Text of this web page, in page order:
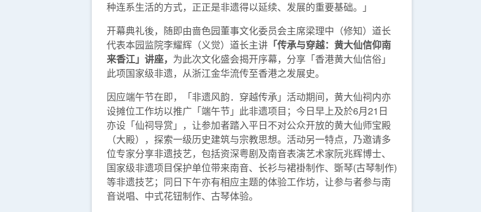
种连系生活的方式，正正是非遗得以延续、发展的重要基础。」
开幕典礼後，随即由啬色园董事文化委员会主席梁理中（修知）道长
代表本园监院李耀辉（义觉）道长主讲 「传承与穿越：黄大仙信仰南
来香江」讲座， 为此次文化盛会揭开序幕，分享「香港黄大仙信俗」
此项国家级非遗，从浙江金华流传至香港之发展史。
因应端午节在即，「非遗风韵．穿越传承」活动期间，黄大仙祠内亦
设摊位工作坊以推广「端午节」此非遗项目；今日早上及於6月21日
亦设「仙祠导赏」，让参加者踏入平日不对公众开放的黄大仙师宝殿
（大殿），探索一级历史建筑与宗教思想。活动另一特点，乃邀请多
位专家分享非遗技艺，包括资深粤剧及南音表演艺术家阮兆辉博士、
国家级非遗项目保护单位带来南音、长衫与裙褂制作、斲琴(古琴制作)
等非遗技艺；同日下午亦有相应主题的体验工作坊，让参与者参与南
音说唱、中式花钮制作、古琴体验。